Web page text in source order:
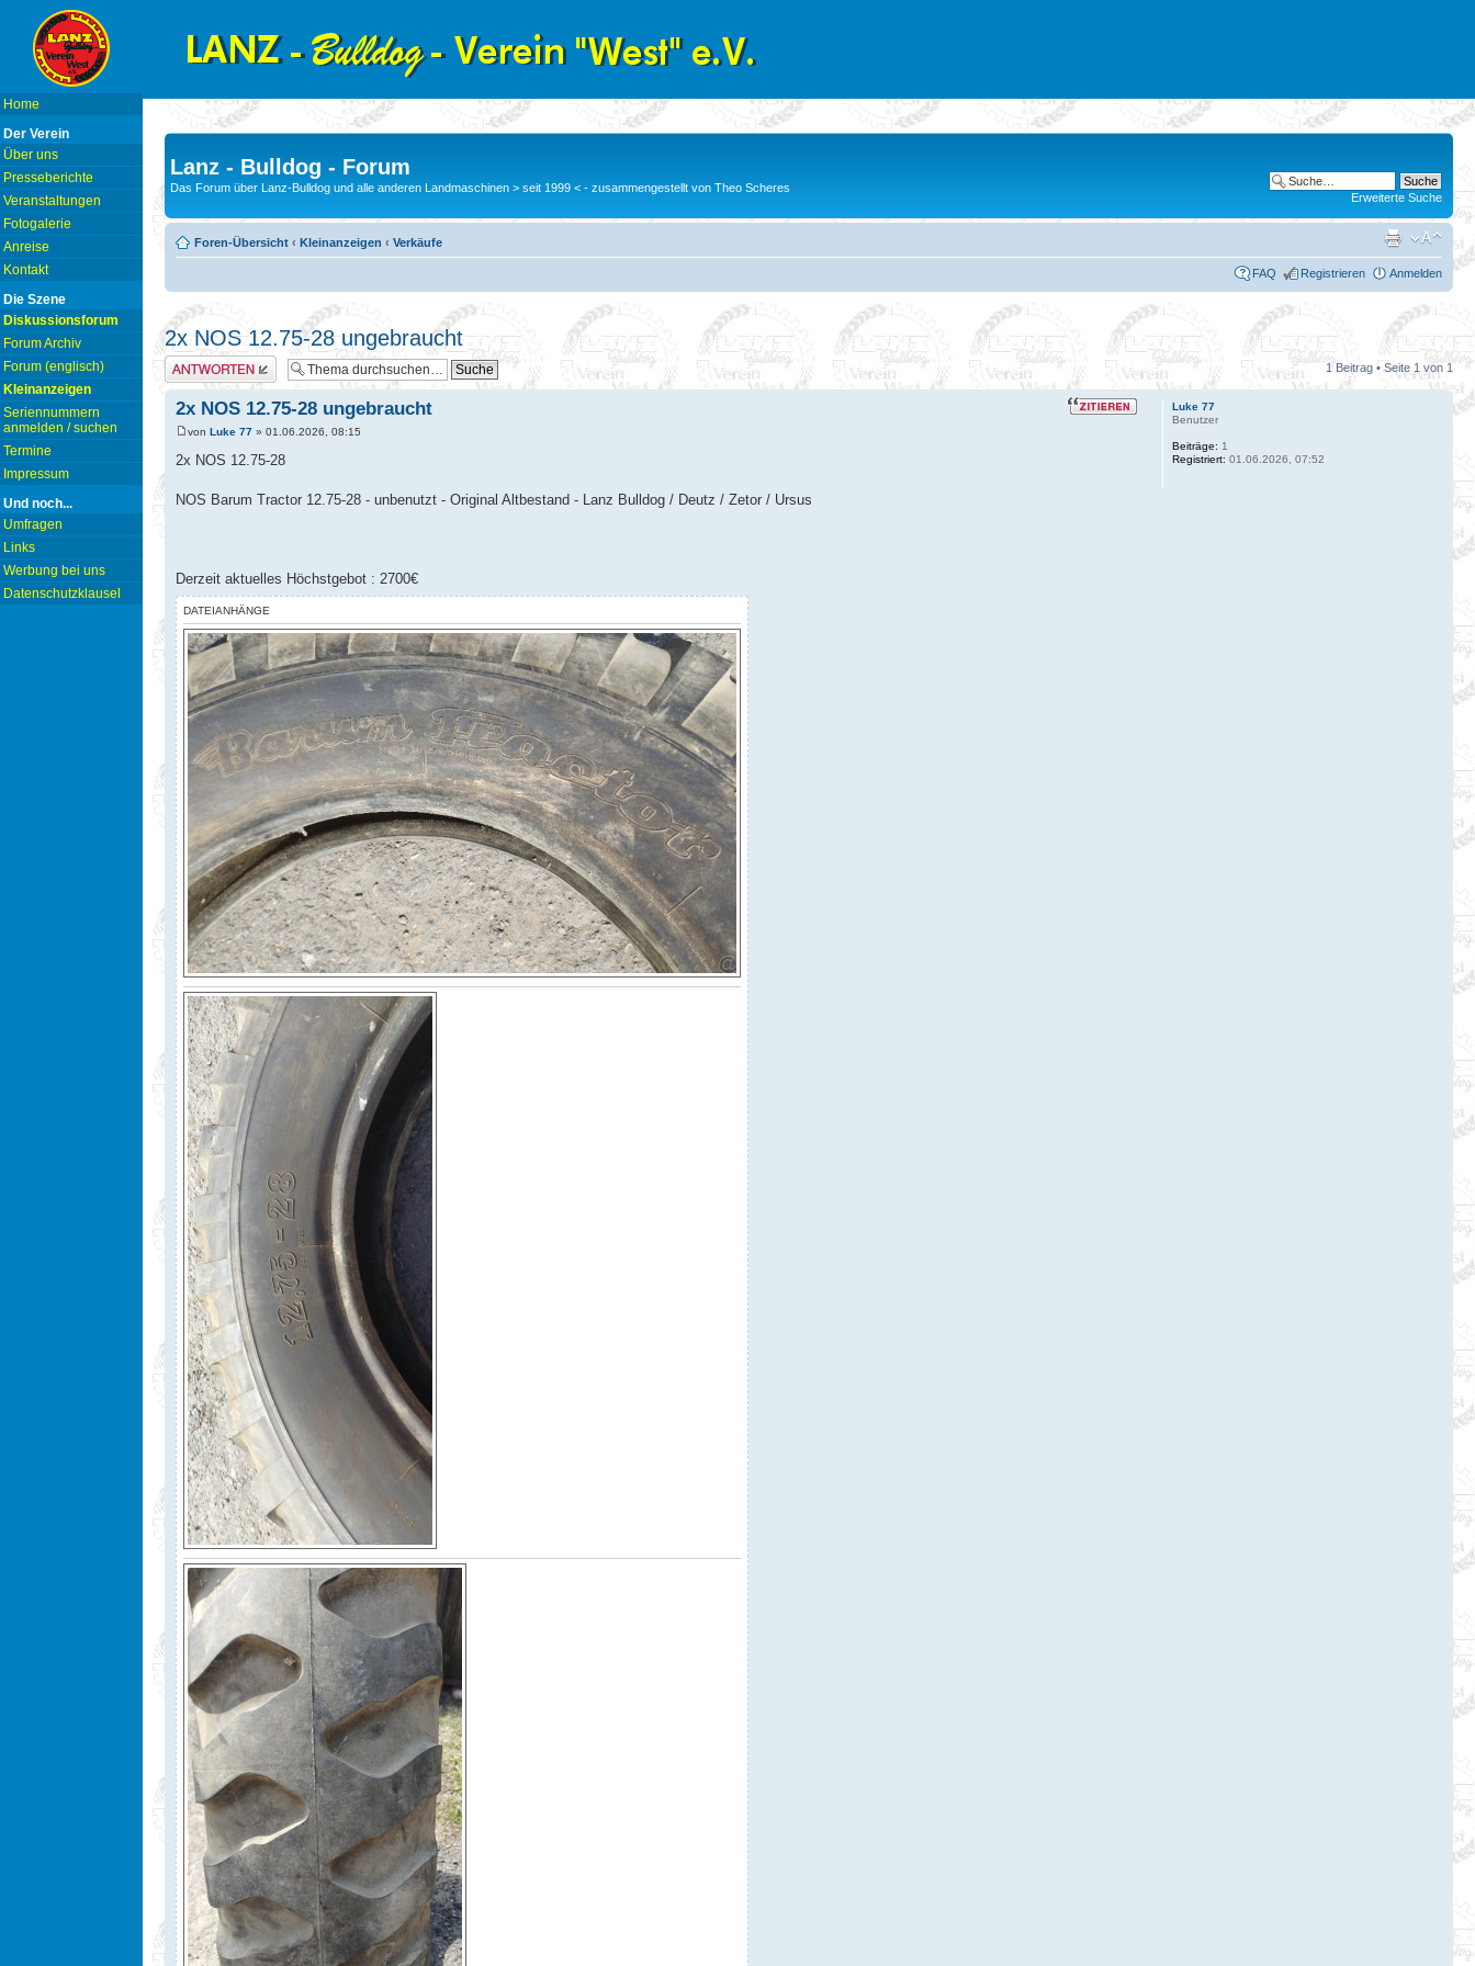
Home
Der Verein
Über uns
Presseberichte
Veranstaltungen
Fotogalerie
Anreise
Kontakt
Die Szene
Diskussionsforum
Forum Archiv
Forum (englisch)
Kleinanzeigen
Seriennummern
anmelden / suchen
Termine
Impressum
Und noch...
Umfragen
Links
Werbung bei uns
Datenschutzklausel
Lanz - Bulldog - Forum
Das Forum über Lanz-Bulldog und alle anderen Landmaschinen > seit 1999 < - zusammengestellt von Theo Scheres
Erweiterte Suche
Foren-Übersicht ‹ Kleinanzeigen ‹ Verkäufe
FAQ Registrieren Anmelden
2x NOS 12.75-28 ungebraucht
Antwort erstellen 1 Beitrag • Seite 1 von 1
2x NOS 12.75-28 ungebraucht
von Luke 77 » 01.06.2026, 08:15
2x NOS 12.75-28
NOS Barum Tractor 12.75-28 - unbenutzt - Original Altbestand - Lanz Bulldog / Deutz / Zetor / Ursus
Derzeit aktuelles Höchstgebot : 2700€
DATEIANHÄNGE
Luke 77
Benutzer
Beiträge: 1
Registriert: 01.06.2026, 07:52